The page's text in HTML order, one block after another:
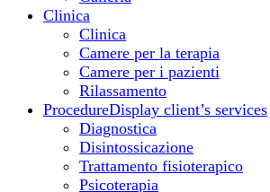
Clinica
Clinica
Camere per la terapia
Camere per i pazienti
Rilassamento
ProcedureDisplay client’s services
Diagnostica
Disintossicazione
Trattamento fisioterapico
Psicoterapia